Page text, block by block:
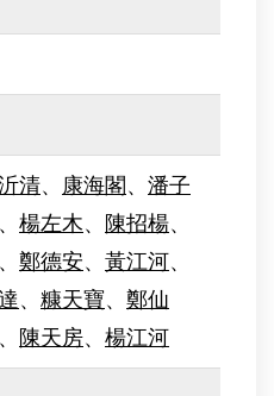
清、 康海閣 、 潘子
、 楊左木、 陳招楊、
、 鄭德安、 黃江河、
、 糠天寶、 鄭仙
、 陳天房、 楊江河